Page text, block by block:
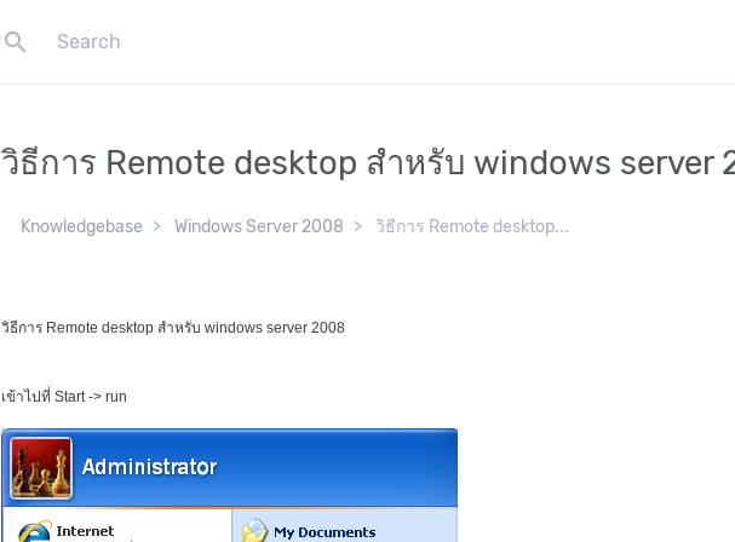
search
วิธีการ Remote desktop สำหรับ windows server
Knowledgebase Windows Server 2008 วิธีการ Remote desktop...
วิธีการ Remote desktop สำหรับ windows server 2008
เข้าไปที่ Start -> run